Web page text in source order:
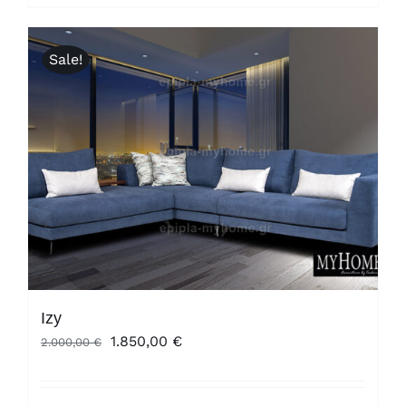
Sale!
Izy
2.000,00€
Original
1.850,00 €Η